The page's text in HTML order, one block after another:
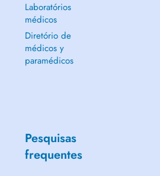
Laboratórios
médicos
Diretório de
médicos y
paramédicos
Pesquisas
frequentes